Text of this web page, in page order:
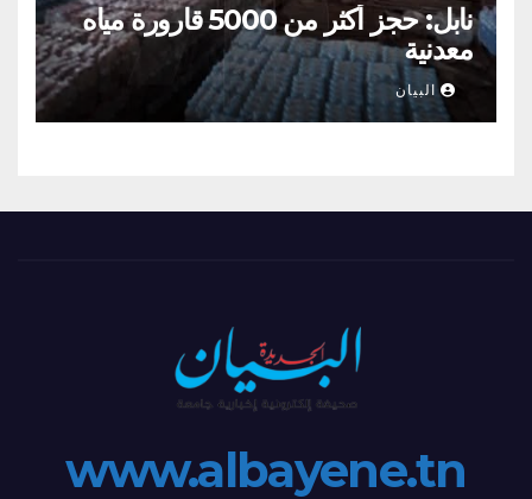
نابل: حجز أكثر من 5000 قارورة مياه
معدنية
البيان
www.albayene.tn